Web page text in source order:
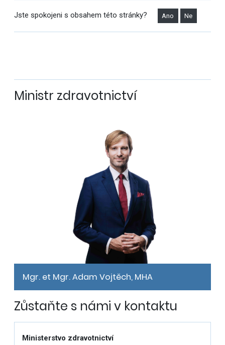
Jste spokojeni s obsahem této stránky? Ano Ne
Ministr zdravotnictví
Mgr. et Mgr. Adam Vojtěch, MHA
Zůstaňte s námi v kontaktu
Ministerstvo zdravotnictví